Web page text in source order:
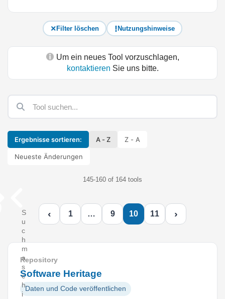
Filter löschen Nutzungshinweise
Um ein neues Tool vorzuschlagen,
kontaktieren Sie uns bitte.
Ergebnisse sortieren: A - Z Z - A
Neueste Änderungen
145-160 of 164 tools
S
u
c
h
m
a
s
c
h
i
‹ 1 … 9 10 11 ›
Repository
Software Heritage
Daten und Code veröffentlichen